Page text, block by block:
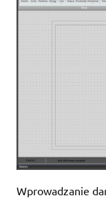
Wprowadzanie